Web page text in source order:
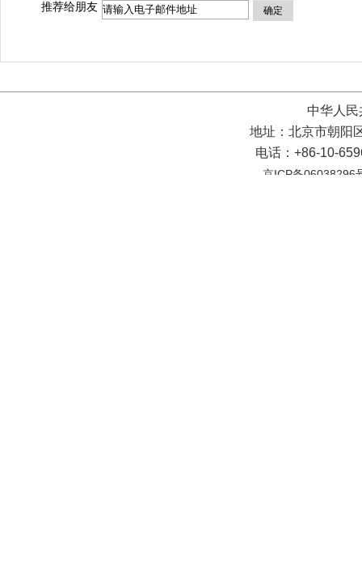
推荐给朋友 确定
中华人
地址：北京市朝阳
电话：+86-10-
京ICP备06038296